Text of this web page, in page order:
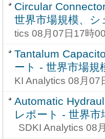
Circular
世界市場規模、
tics 08月07日17時
Tantalum
ート - 世界市場
KI Analytics 08月07
Automatic
レポート - 世界
SDKI Analytics 08